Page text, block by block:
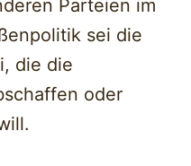
Parteien im
sei die
die die
oder